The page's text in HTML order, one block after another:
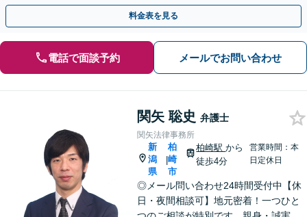
ドバイスで、納得のできるトラブルの解決を目指します。
料金表を見る
電話で面談予約 メールでお問い合わせ
関矢 聡史 弁護士
関矢法律事務所
新
潟
県
|
柏
崎
市
柏崎駅から
徒歩4分
営業時間：本
日定休日
◎メール問い合わせ24時間受付中【休
日・夜間相談可】地元密着！一つひと